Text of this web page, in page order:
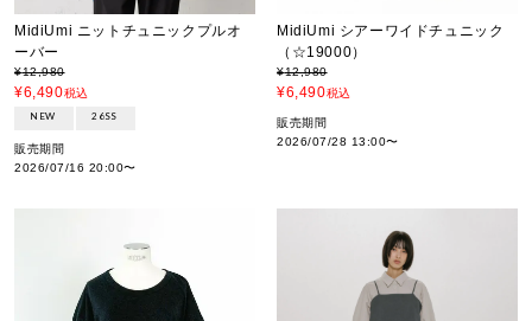
MidiUmi ニットチュニックプルオ
ーバー
¥12,980
¥6,490税込
NEW 26SS
販売期間
2026/07/16 20:00〜
MidiUmi シアーワイドチュニック
（☆19000）
¥12,980
¥6,490税込
販売期間
2026/07/28 13:00〜